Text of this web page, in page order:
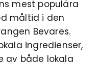
mest populära
måltid i den
Bevares.
ingredienser,
av både lokala